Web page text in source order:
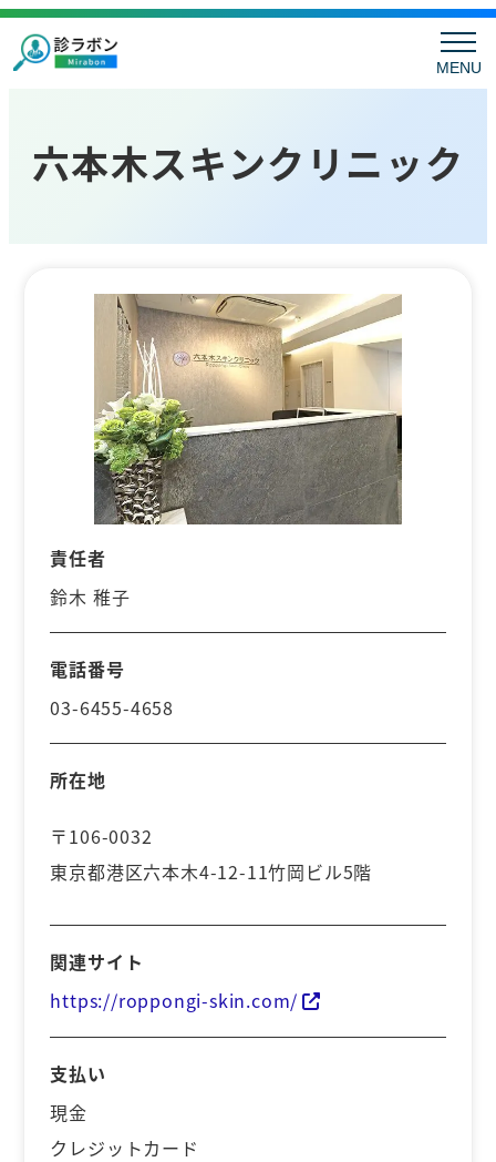
MENU
六本木スキンクリニック
責任者
鈴木 稚子
電話番号
03-6455-4658
所在地
〒106-0032
東京都港区六本木4-12-11竹岡ビル5階
関連サイト
https://roppongi-skin.com/
支払い
現金
クレジットカード